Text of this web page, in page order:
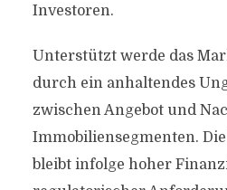
Investoren.
Unterstützt werde das
durch ein anhaltendes
zwischen Angebot und
Immobiliensegmenten.
bleibt infolge hoher